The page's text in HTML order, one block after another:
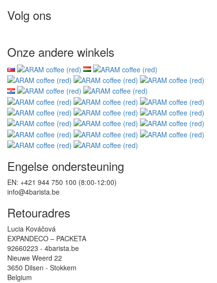
Volg ons
Onze andere winkels
Engelse ondersteuning
EN: +421 944 750 100 (8:00-12:00)
info@4barista.be
Retouradres
Lucia Kováčová
EXPANDECO – PACKETA
92660223 - 4barista.be
Nieuwe Weerd 22
3650 Dilsen - Stokkem
Belgium